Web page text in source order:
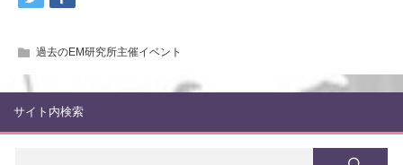
過去のEM研究所主催イベント
サイト内検索